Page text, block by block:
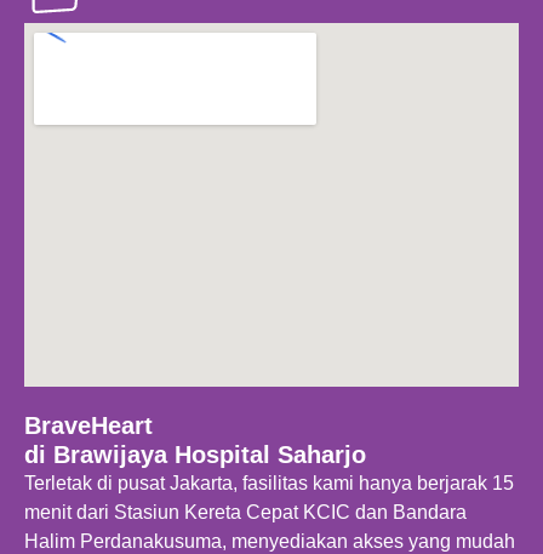
BraveHeart
di Brawijaya Hospital Saharjo
Terletak di pusat Jakarta, fasilitas kami hanya berjarak 15
menit dari Stasiun Kereta Cepat KCIC dan Bandara
Halim Perdanakusuma, menyediakan akses yang mudah